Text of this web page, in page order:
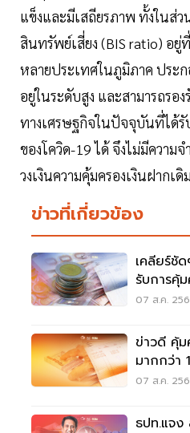
แข็งและมีเสถียรภาพ ทั้งในส่
สินทรัพย์เสี่ยง (BIS ratio) อยู่
หลายประเทศในภูมิภาค ประ
อยู่ในระดับสูง และสามารถรอ
ทางเศรษฐกิจในปัจจุบันที่ได้รั
ของโควิด-19 ได้ จึงไม่มีความ
วงเงินความคุ้มครองเงินฝากเ
ข่าวที่เกี่ยวข้อง
เคลียร์ชัดๆ
07 ส.ค.
ข่าวดี คุ้มครองเงินฝากอาจได้
มากกว่า
07 ส.ค.
ธปท.แจง